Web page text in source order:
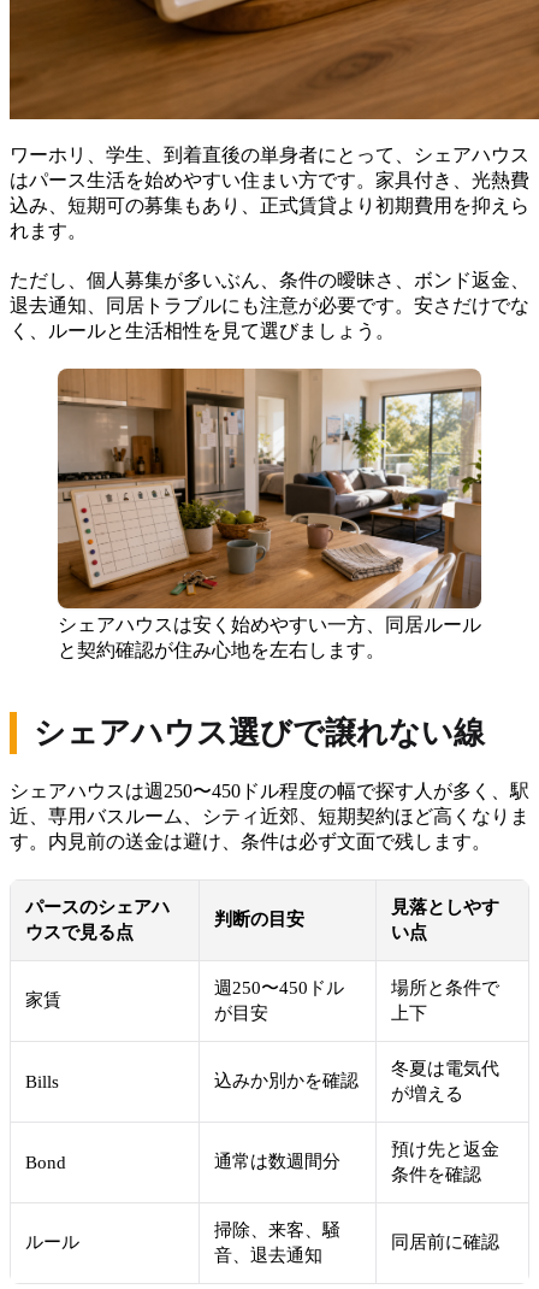
ワーホリ、学生、到着直後の単身者にとって、シェアハウス
はパース生活を始めやすい住まい方です。家具付き、光熱費
込み、短期可の募集もあり、正式賃貸より初期費用を抑えら
れます。
ただし、個人募集が多いぶん、条件の曖昧さ、ボンド返金、
退去通知、同居トラブルにも注意が必要です。安さだけでな
く、ルールと生活相性を見て選びましょう。
シェアハウスは安く始めやすい一方、同居ルール
と契約確認が住み心地を左右します。
シェアハウス選びで譲れない線
シェアハウスは週250〜450ドル程度の幅で探す人が多く、駅
近、専用バスルーム、シティ近郊、短期契約ほど高くなりま
す。内見前の送金は避け、条件は必ず文面で残します。
パースのシェアハ
ウスで見る点
判断の目安
見落としやす
い点
家賃
週250〜450ドル
が目安
場所と条件で
上下
Bills 込みか別かを確認
冬夏は電気代
が増える
Bond 通常は数週間分
預け先と返金
条件を確認
ルール
掃除、来客、騒
音、退去通知
同居前に確認